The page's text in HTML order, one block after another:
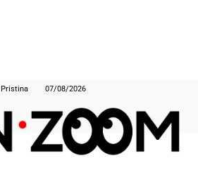
Pristina 07/08/2026